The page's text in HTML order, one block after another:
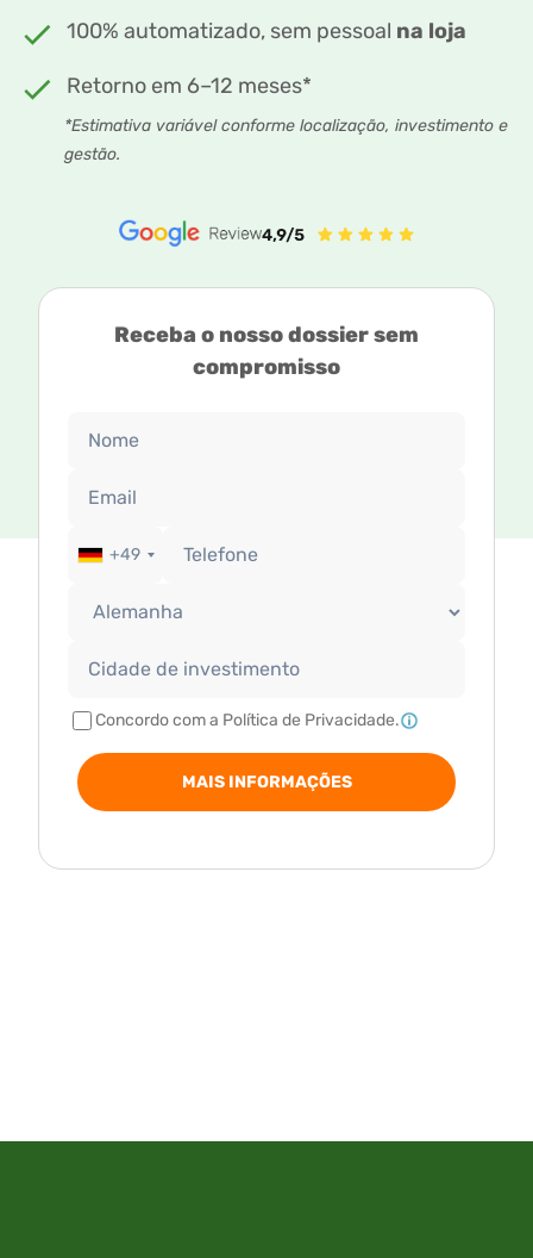
100% automatizado, sem pessoal na loja
Retorno em 6–12 meses*
*Estimativa variável conforme localização, investimento e
gestão.
Receba o nosso dossier sem
compromisso
+49
Concordo com a Política de Privacidade.
MAIS INFORMAÇÕES